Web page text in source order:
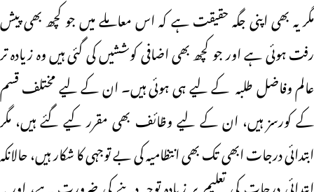
مگر یہ بھی اپنی جگہ حقیقت ہے کہ اس معاملے میں جو کچھ بھی پیش
رفت ہوئی ہے اور جو کچھ بھی اضافی کوششیں کی گئی ہیں وہ زیادہ تر
عالم وفاضل طلبہ کے لیے ہی ہوئی ہیں۔ ان کے لیے مختلف قسم
کے کورسز ہیں، ان کے لیے وظائف بھی مقرر کیے گئے ہیں، مگر
ابتدائی درجات ابھی تک بھی انتظامیہ کی بے توجہی کا شکار ہیں، حالانکہ